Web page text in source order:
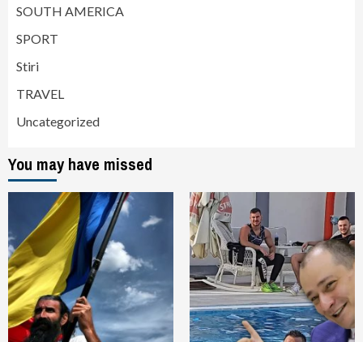
SOUTH AMERICA
SPORT
Stiri
TRAVEL
Uncategorized
You may have missed